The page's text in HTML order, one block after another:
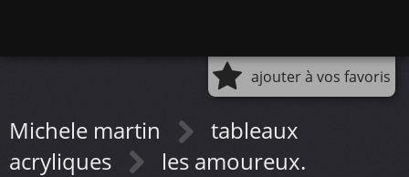
ajouter à vos favoris
Michele martin
tableaux
acryliques
les amoureux.